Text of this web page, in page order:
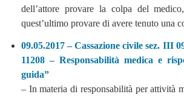
dell’attore provare la colpa del
quest’ultimo provare di avere tenuto una
09.05.2017 – Cassazione civile sez. III
11208 – Responsabilità medica e
guida”
– In materia di responsabilità per attività